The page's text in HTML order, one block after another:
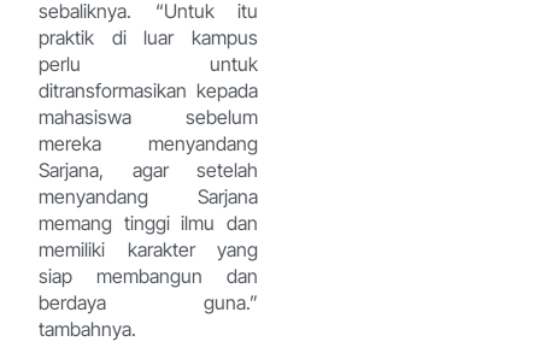
sebaliknya. “Untuk itu
praktik di luar kampus
perlu untuk
ditransformasikan kepada
mahasiswa sebelum
mereka menyandang
Sarjana, agar setelah
menyandang Sarjana
memang tinggi ilmu dan
memiliki karakter yang
siap membangun dan
berdaya guna.”
tambahnya.